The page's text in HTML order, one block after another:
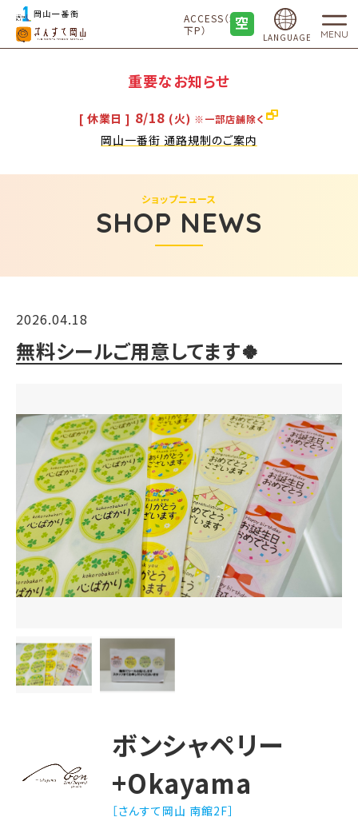
ACCESS（地
下P）
LANGUAGE MENU
重要なお知らせ
[ 休業日 ] 8/18 (火) ※一部店舗除く
岡山一番街 通路規制のご案内
SHOP NEWS
ショップニュース
2026.04.18
無料シールご用意してます🍀
ボンシャペリー
+Okayama
［さんすて岡山 南館2F］